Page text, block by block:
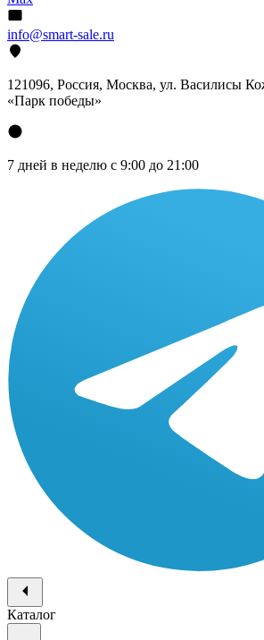
info@smart-sale.ru
121096, Россия, Москва, ул. Василисы
«Парк победы»
7 дней в неделю с 9:00 до 21:00
Каталог